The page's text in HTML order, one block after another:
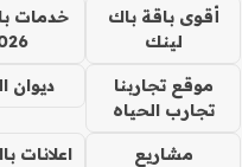
أقوى باقة باك
لينك
خدمات
موقع تجاربنا
تجارب الحياه
ديوان
مشاريع اعلانات